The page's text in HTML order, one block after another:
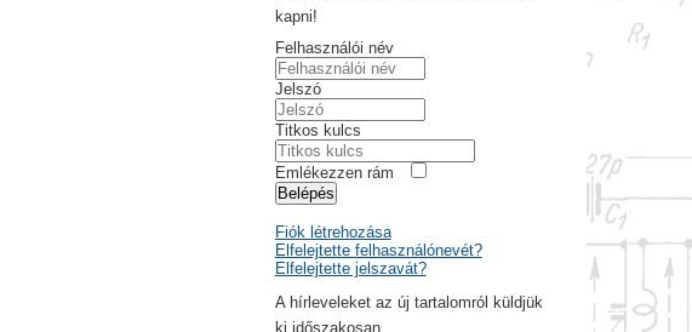
kapni!
Felhasználói név
Jelszó
Titkos kulcs
Emlékezzen rám
Belépés
Fiók létrehozása
Elfelejtette felhasználónevét?
Elfelejtette jelszavát?
A hírleveleket az új tartalomról küldjük
ki időszakosan